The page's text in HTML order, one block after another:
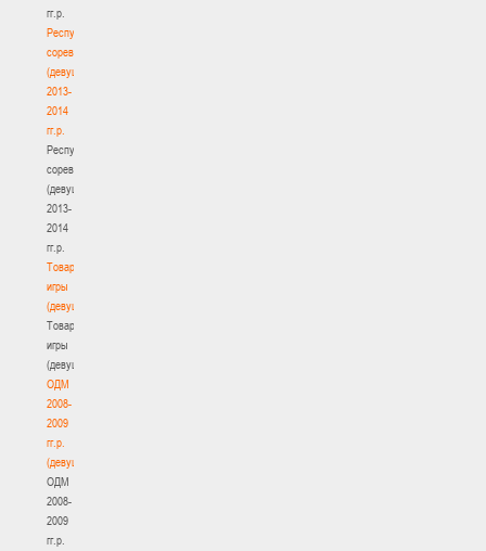
гг.р.
Республиканские
соревнования
(девушки)
2013-
2014
гг.р.
Республиканские
соревнования
(девушки)
2013-
2014
гг.р.
Товарищеские
игры
(девушки)
Товарищеские
игры
(девушки)
ОДМ
2008-
2009
гг.р.
(девушки)
ОДМ
2008-
2009
гг.р.